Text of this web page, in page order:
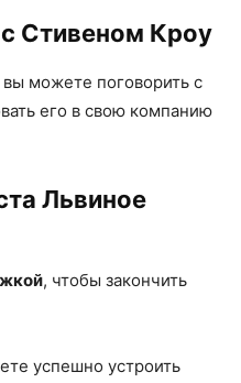
Стивеном Кроу
можете поговорить с
его в свою компанию
Львиное
, чтобы закончить
успешно устроить